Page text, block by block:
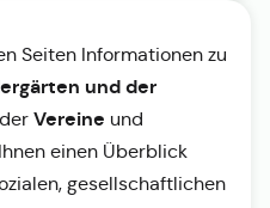
Seiten Informationen zu
und der
Vereine und
einen Überblick
gesellschaftlichen